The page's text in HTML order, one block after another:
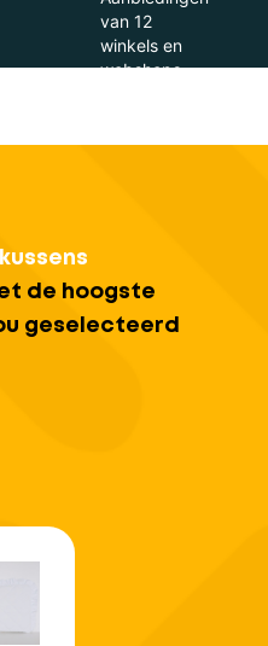
van 12
winkels en
webshops
de hoogste
geselecteerd